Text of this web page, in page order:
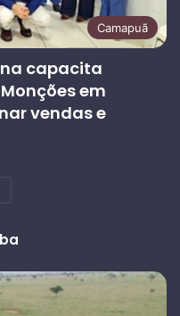
Camapuã
capacita
em
vendas e
Próxima